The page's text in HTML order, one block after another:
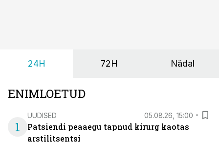
24H 72H Nädal
ENIMLOETUD
1
UUDISED 05.08.26, 15:00
Patsiendi peaaegu tapnud kirurg kaotas
arstilitsentsi